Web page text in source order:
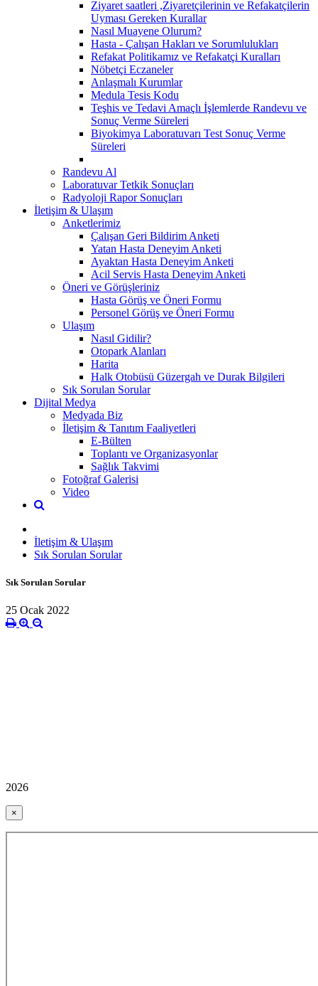
Ziyaret saatleri ,Ziyaretçilerinin ve Refakatçilerin
Uyması Gereken Kurallar
Nasıl Muayene Olurum?
Hasta - Çalışan Hakları ve Sorumlulukları
Refakat Politikamız ve Refakatçi Kuralları
Nöbetçi Eczaneler
Anlaşmalı Kurumlar
Medula Tesis Kodu
Teşhis ve Tedavi Amaçlı İşlemlerde Randevu ve
Sonuç Verme Süreleri
Biyokimya Laboratuvarı Test Sonuç Verme
Süreleri
Randevu Al
Laboratuvar Tetkik Sonuçları
Radyoloji Rapor Sonuçları
İletişim & Ulaşım
Anketlerimiz
Çalışan Geri Bildirim Anketi
Yatan Hasta Deneyim Anketi
Ayaktan Hasta Deneyim Anketi
Acil Servis Hasta Deneyim Anketi
Öneri ve Görüşleriniz
Hasta Görüş ve Öneri Formu
Personel Görüş ve Öneri Formu
Ulaşım
Nasıl Gidilir?
Otopark Alanları
Harita
Halk Otobüsü Güzergah ve Durak Bilgileri
Sık Sorulan Sorular
Dijital Medya
Medyada Biz
İletişim & Tanıtım Faaliyetleri
E-Bülten
Toplantı ve Organizasyonlar
Sağlık Takvimi
Fotoğraf Galerisi
Video
İletişim & Ulaşım
Sık Sorulan Sorular
Sık Sorulan Sorular
25 Ocak 2022
2026
×